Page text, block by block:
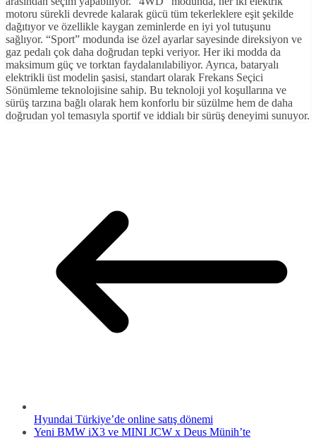
motoru sürekli devrede kalarak gücü tüm tekerleklere eşit şekilde
dağıtıyor ve özellikle kaygan zeminlerde en iyi yol tutuşunu
sağlıyor. “Sport” modunda ise özel ayarlar sayesinde direksiyon ve
gaz pedalı çok daha doğrudan tepki veriyor. Her iki modda da
maksimum güç ve torktan faydalanılabiliyor. Ayrıca, bataryalı
elektrikli üst modelin şasisi, standart olarak Frekans Seçici
Sönümleme teknolojisine sahip. Bu teknoloji yol koşullarına ve
sürüş tarzına bağlı olarak hem konforlu bir süzülme hem de daha
doğrudan yol temasıyla sportif ve iddialı bir sürüş deneyimi sunuyor.
Hyundai Türkiye’de online satış dönemi
Yeni BMW iX3 ve MINI JCW x Deus Münih’te